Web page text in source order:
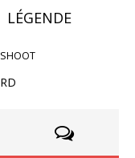
LÉGENDE